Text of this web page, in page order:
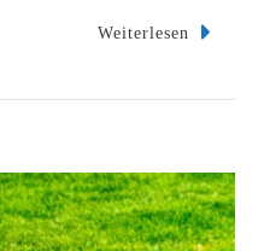
Weiterlesen